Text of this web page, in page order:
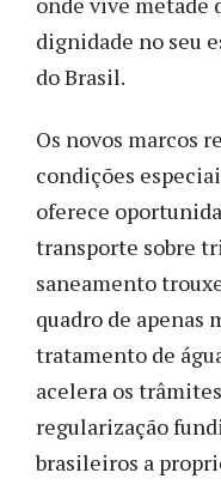
dignidade no seu
do Brasil.
Os novos marcos
condições
oferece
transporte sobre
saneamento
quadro de apenas
tratamento de
acelera os
regularização
brasileiros a